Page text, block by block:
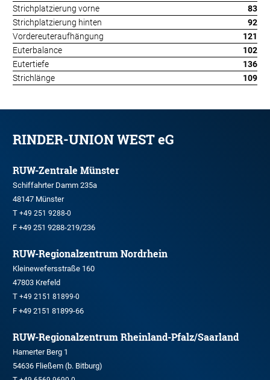
Strichplatzierung vorne
83
Strichplatzierung hinten
92
Vordereuteraufhängung
121
Euterbalance
102
Eutertiefe
136
Strichlänge
109
RINDER-UNION WEST eG
RUW-Zentrale Münster
Schiffahrter Damm 235a
48147 Münster
T +49 251 9288-0
F +49 251 9288-219/236
RUW-Regionalzentrum Nordrhein
Kleinewefersstraße 160
47803 Krefeld
T +49 2151 81899-0
F +49 2151 81899-66
RUW-Regionalzentrum Rheinland-Pfalz/Saarland
Hamerter Berg 1
54636 Fließem (b. Bitburg)